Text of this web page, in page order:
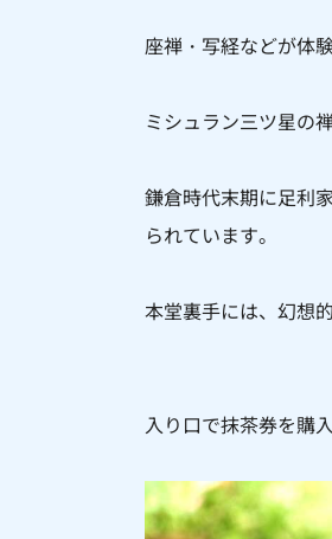
座禅・写経などが体
ミシュラン三ツ星の
鎌倉時代末期に足利
られています。
本堂裏手には、幻想
入り口で抹茶券を購